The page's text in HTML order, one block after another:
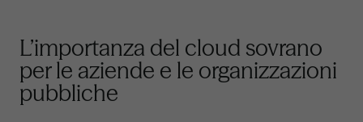
L’importanza del cloud sovrano
per le aziende e le organizzazioni
pubbliche